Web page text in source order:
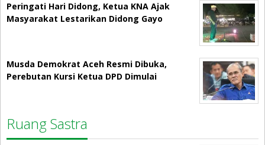
Peringati Hari Didong, Ketua KNA Ajak
Masyarakat Lestarikan Didong Gayo
Musda Demokrat Aceh Resmi Dibuka,
Perebutan Kursi Ketua DPD Dimulai
Ruang Sastra